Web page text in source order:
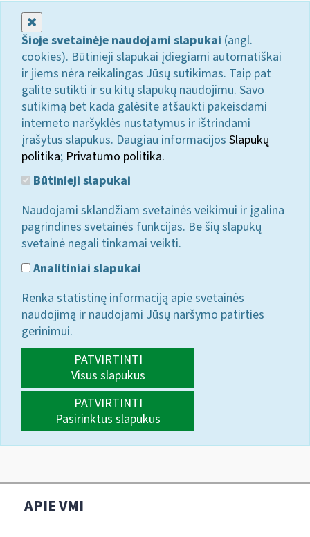
Šioje svetainėje naudojami slapukai (angl.
cookies). Būtinieji slapukai įdiegiami automatiškai
ir jiems nėra reikalingas Jūsų sutikimas. Taip pat
galite sutikti ir su kitų slapukų naudojimu. Savo
sutikimą bet kada galėsite atšaukti pakeisdami
interneto naršyklės nustatymus ir ištrindami
įrašytus slapukus. Daugiau informacijos Slapukų
politika; Privatumo politika.
Būtinieji slapukai
Naudojami sklandžiam svetainės veikimui ir įgalina
pagrindines svetainės funkcijas. Be šių slapukų
svetainė negali tinkamai veikti.
Analitiniai slapukai
Renka statistinę informaciją apie svetainės
naudojimą ir naudojami Jūsų naršymo patirties
gerinimui.
PATVIRTINTI
Visus slapukus
PATVIRTINTI
Pasirinktus slapukus
APIE VMI